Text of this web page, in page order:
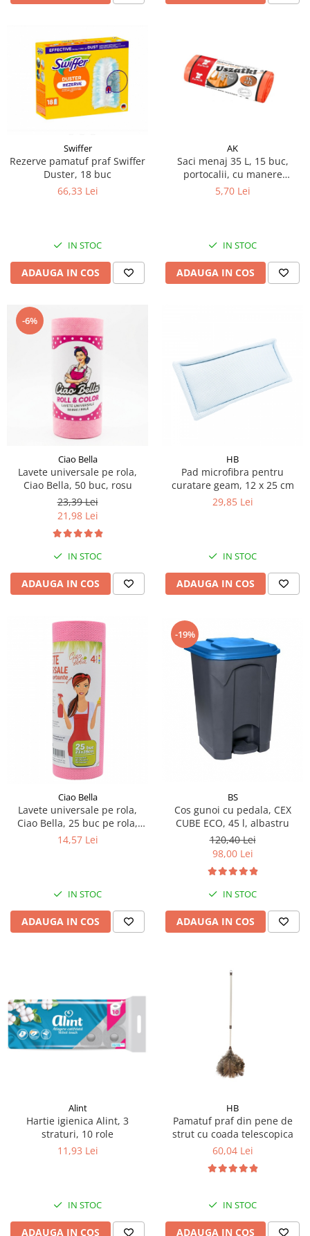
Swiffer
Rezerve pamatuf praf Swiffer
Duster, 18 buc
66,33 Lei
IN STOC
ADAUGA IN COS
AK
Saci menaj 35 L, 15 buc,
portocalii, cu manere
rezistenti, HDPE
5,70 Lei
IN STOC
ADAUGA IN COS
-6%
Ciao Bella
Lavete universale pe rola,
Ciao Bella, 50 buc, rosu
23,39 Lei
21,98 Lei
IN STOC
ADAUGA IN COS
HB
Pad microfibra pentru
curatare geam, 12 x 25 cm
29,85 Lei
IN STOC
ADAUGA IN COS
Ciao Bella
Lavete universale pe rola,
Ciao Bella, 25 buc pe rola,
rosu
14,57 Lei
IN STOC
ADAUGA IN COS
-19%
BS
Cos gunoi cu pedala, CEX
CUBE ECO, 45 l, albastru
120,40 Lei
98,00 Lei
IN STOC
ADAUGA IN COS
Alint
Hartie igienica Alint, 3
straturi, 10 role
11,93 Lei
IN STOC
ADAUGA IN COS
HB
Pamatuf praf din pene de
strut cu coada telescopica
60,04 Lei
IN STOC
ADAUGA IN COS